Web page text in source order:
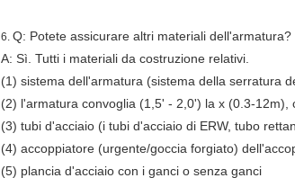
6. Q: Potete assicurare altri materiali dell'armatura?
A: Sì. Tutti i materiali da costruzione relativi.
(1) sistema dell'armatura (sistema della serratura
(2) l'armatura convoglia (1,5' - 2,0') la x (0.3-12m),
(3) tubi d'acciaio (i tubi d'acciaio di ERW, tubo
(4) accoppiatore (urgente/goccia forgiato)
(5) plancia d'acciaio con i ganci o senza ganci